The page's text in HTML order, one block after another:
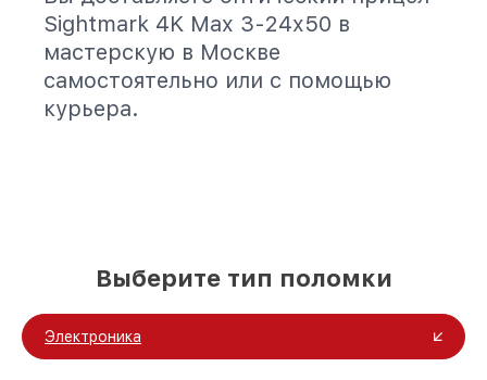
Sightmark 4K Max 3-24x50 в
мастерскую в Москве
самостоятельно или с помощью
курьера.
Выберите тип поломки
Электроника